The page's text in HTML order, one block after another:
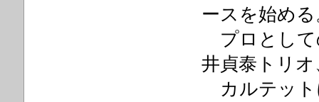
ースを始め
プロとして
井貞泰トリ
カルテット